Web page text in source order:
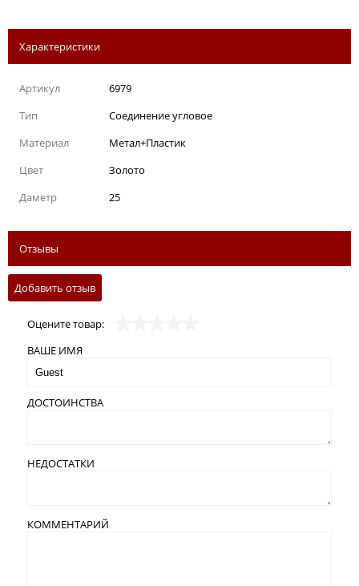
Характеристики
Артикул
6979
Тип
Соединение угловое
Материал
Метал+Пластик
Цвет
Золото
Даметр
25
Отзывы
Добавить отзыв
Оцените товар:
ВАШЕ ИМЯ
ДОСТОИНСТВА
НЕДОСТАТКИ
КОММЕНТАРИЙ